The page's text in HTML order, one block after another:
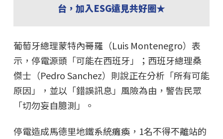
台，加入ESG遠見共好圈★
葡萄牙總理蒙特內哥羅（Luis Montenegro）表
示，停電源頭「可能在西班牙」；西班牙總理桑
傑士（Pedro Sanchez）則說正在分析「所有可能
原因」，並以「錯誤訊息」風險為由，警告民眾
「切勿妄自臆測」。
停電造成馬德里地鐵系統癱瘓，1名不得不離站的